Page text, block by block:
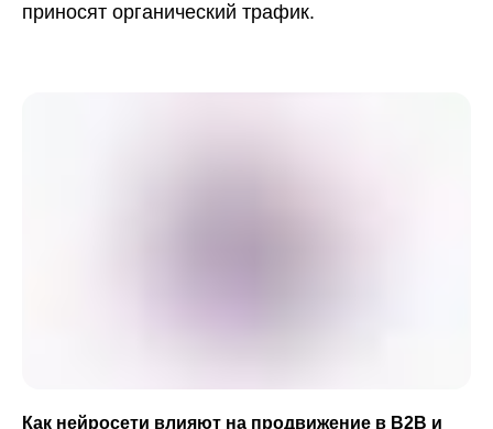
приносят органический трафик.
Как нейросети влияют на продвижение в B2B и